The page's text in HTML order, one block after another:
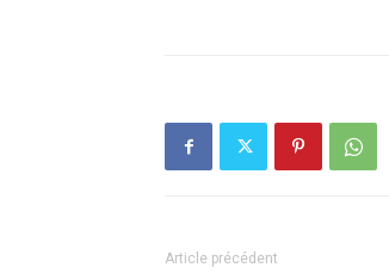
Article précédent